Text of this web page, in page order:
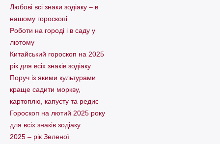
Любові всі знаки зодіаку – в
нашому гороскопі
Pоботи на городі і в саду у
лютому
Китайський гороскоп на 2025
рік для всіх знаків зодіаку
Поруч із якими культурами
краще садити моркву,
картоплю, капусту та редис
Гороскоп на лютий 2025 року
для всіх знаків зодіаку
2025 – рік Зеленої